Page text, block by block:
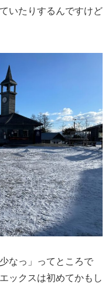
いたりするんですけど
なっ」ってところで
ックスは初めてかもし